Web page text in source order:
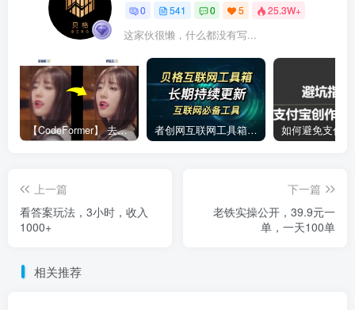
0 541 0 5 25.3W+
这家伙很懒，什么都没有写...
【CodeFormer】 去马赛克神器 者创网互联网工具箱合集
上一篇
看答案玩法，3小时，收入
1000+
下一篇
老铁实操公开，39.9元一
单，一天100单
相关推荐